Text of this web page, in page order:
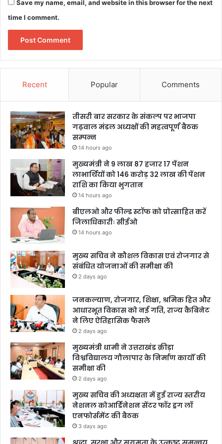
Save my name, email, and website in this browser for the next
time I comment.
Recent Popular Comments
तीसरी बार सरकार के संकल्प पर भाजपा
गढ़वाल मंडल अध्यक्षों की महत्वपूर्ण बैठक
सम्पन्न
14 hours ago
मुख्यमंत्री ने 9 लाख 87 हजार 17 पेंशन
लाभार्थियों को 146 करोड़ 32 लाख की पेंशन
राशि का किया भुगतान
14 hours ago
बीएलओ और फील्ड स्टॉफ को प्रोत्साहित करें
जिलाधिकारीः सीईओ
14 hours ago
मुख्य सचिव ने कौशल विकास एवं रोजगार से
संबंधित योजनाओं की समीक्षा की
2 days ago
जनकल्याण, रोजगार, शिक्षा, श्रमिक हित और
आधारभूत विकास को नई गति, राज्य कैबिनेट
ने लिए ऐतिहासिक फैसले
2 days ago
मुख्यमंत्री धामी ने उत्तराखंड क्रीड़ा
विश्वविद्यालय गौलापार के निर्माण कार्यों की
समीक्षा की
2 days ago
मुख्य सचिव की अध्यक्षता में हुई राज्य स्तरीय
नेशनल कोआर्डिनेशन सेंटर फॉर ड्रग लॉ
एनफोर्समेंट की बैठक
3 days ago